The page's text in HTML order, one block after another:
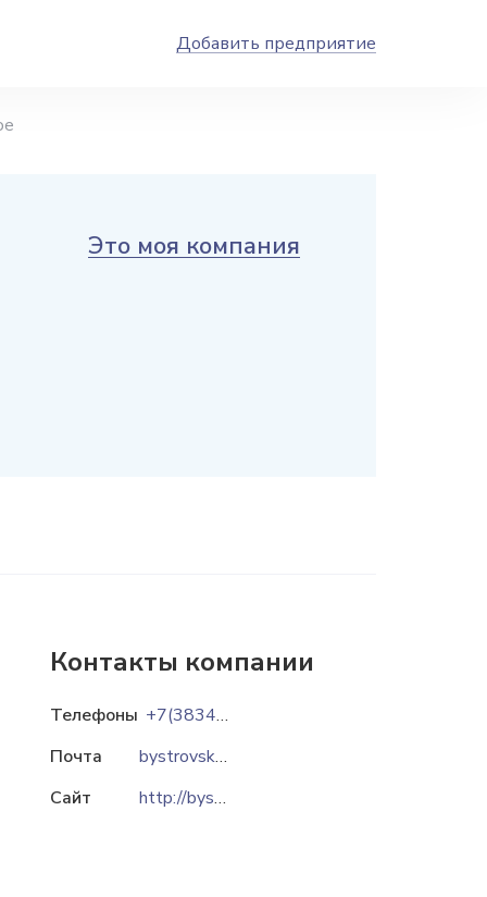
Добавить предприятие
Это моя компания
Контакты компании
Телефоны
+7(38343) 59-190
Почта
bystrovskoe@mail.ru
Сайт
http://bystrovskoye.ru